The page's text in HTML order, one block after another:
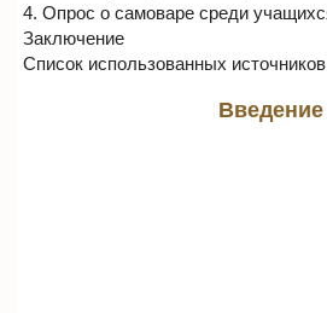
4. Опрос о самоваре среди
Заключение
Список использованных источников
Введение